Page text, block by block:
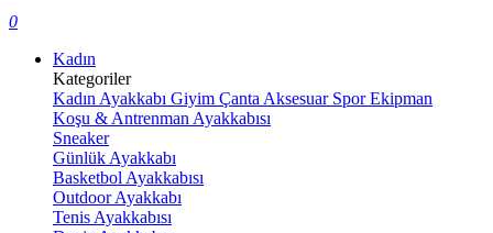
0
Kadın
Kategoriler
Kadın Ayakkabı Giyim Çanta Aksesuar Spor Ekipman
Koşu & Antrenman Ayakkabısı
Sneaker
Günlük Ayakkabı
Basketbol Ayakkabısı
Outdoor Ayakkabı
Tenis Ayakkabısı